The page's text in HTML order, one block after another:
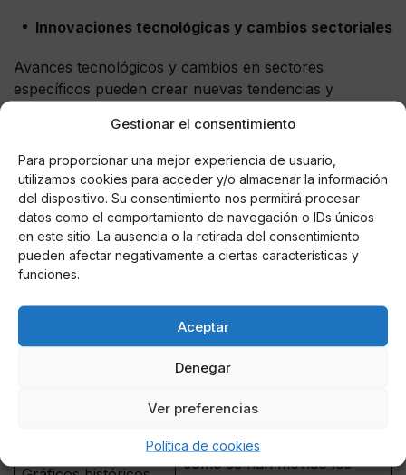
Gestionar el consentimiento
Para proporcionar una mejor experiencia de usuario,
utilizamos cookies para acceder y/o almacenar la información
del dispositivo. Su consentimiento nos permitirá procesar
datos como el comportamiento de navegación o IDs únicos
en este sitio. La ausencia o la retirada del consentimiento
pueden afectar negativamente a ciertas características y
funciones.
Aceptar
Denegar
Ver preferencias
Política de cookies
Innovaciones tecnológicas y cambios sectoriales
Avances tecnológicos y cambios en sectores
específicos pueden crear nuevas tendencias y
Además, los factores externos, como las tendencias
generales en la Bolsa de Valores (BOE) u otras bolsas
de valores, pueden tener un impacto considerable en
los activos individuales.
Aquí te presento las fuentes más valiosas que todo
analista técnico debe tener en su arsenal.
históricos nos muestran
cómo se han movido los